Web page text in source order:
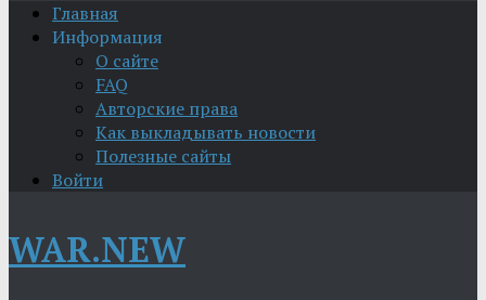
Главная
Информация
О сайте
FAQ
Авторские права
Как выкладывать новости
Полезные сайты
Войти
WAR.NEW